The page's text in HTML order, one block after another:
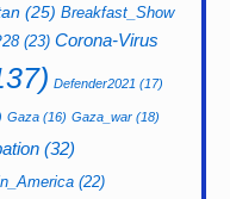
(25) Breakfast_Show
(23) Corona-Virus
Defender2021 (17)
Gaza (16) Gaza_war (18)
(32)
(22)